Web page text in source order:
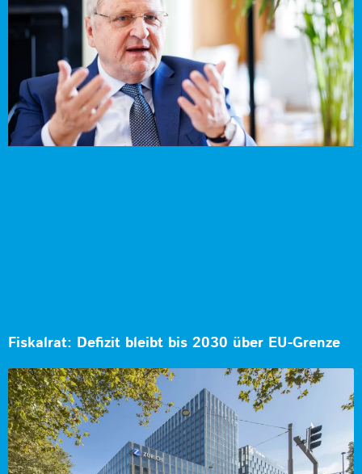
Fiskalrat: Defizit bleibt bis 2030 über EU-Grenze